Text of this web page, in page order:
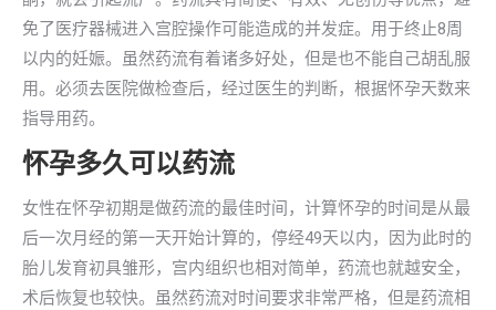
免了医疗器械进入宫腔操作可能造成的并发症。用于终止8周
以内的妊娠。虽然药流有着诸多好处，但是也不能自己胡乱服
用。必须去医院做检查后，经过医生的判断，根据怀孕天数来
指导用药。
怀孕多久可以药流
女性在怀孕初期是做药流的最佳时间，计算怀孕的时间是从最
后一次月经的第一天开始计算的，停经49天以内，因为此时的
胎儿发育初具雏形，宫内组织也相对简单，药流也就越安全，
术后恢复也较快。虽然药流对时间要求非常严格，但是药流相